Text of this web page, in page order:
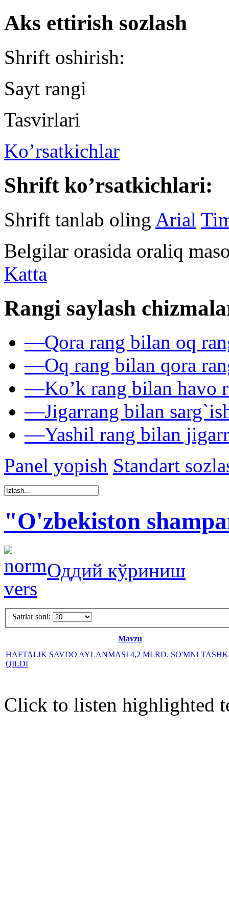
Aks ettirish sozlash
Shrift oshirish:
Sayt rangi
Tasvirlari
Ko’rsatkichlar
Shrift ko’rsatkichlari:
Shrift tanlab oling Arial
Belgilar orasida oraliq
Katta
Rangi saylash
—Qora rang bilan oq
—Oq rang bilan qora
—Ko’k rang bilan havo
—Jigarrang bilan
—Yashil rang bilan
Panel yopish Standart
"O'zbekiston
Оддий кўриниш
Satrlar soni:
Mavzu
HAFTALIK SAVDO AYLANMASI 4,2 MLRD. SO'MNI
QILDI
Click to listen highlighted